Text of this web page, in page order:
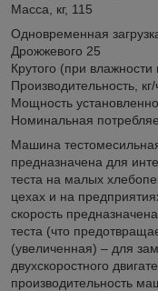
Масса, кг, 115
Одновременная
Дрожжевого 25
Крутого (при
Производительность,
Мощность
Номинальная
Машина
предназначена для
теста на малых
цехах и на
скорость
теста (что
(увеличенная) – для
двухскоростного
производительность